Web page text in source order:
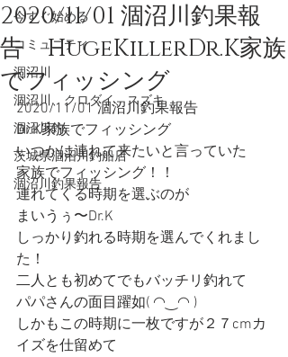
今すぐ始める
コミュニティ
涸沼川
涸沼川、クロダイ、スズキ
涸沼川釣
茨城県涸沼川釣船店
涸沼川釣果報告
2020/11/01 涸沼川釣果報
告 HugeKillerDr.K家族
でフィッシング
2020/11/01 涸沼川釣果報告
Dr.K家族でフィッシング
いつかは連れて来たいと言っていた
家族でフィッシング！！
連れてくる時期を選ぶのが
まいうぅ〜Dr.K
しっかり釣れる時期を選んでくれまし
た！
二人とも初めてでもバッチリ釣れて
パパさんの面目躍如( ◠‿◠ )
しかもこの時期に一枚ですが２７cmカ
イズを仕留めて